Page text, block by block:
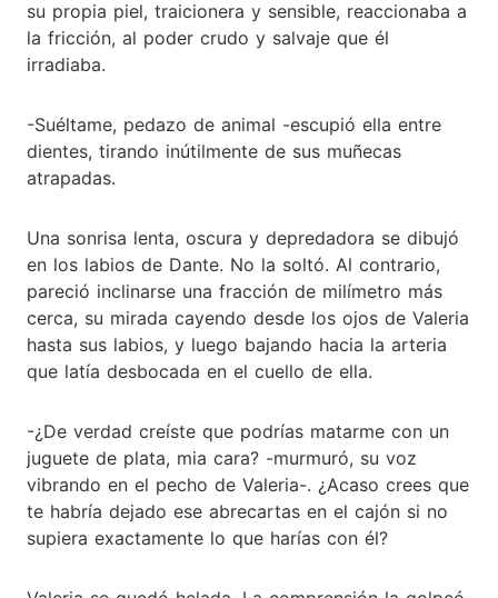
su propia piel, traicionera y sensible, reaccionaba a
la fricción, al poder crudo y salvaje que él
irradiaba.
-Suéltame, pedazo de animal -escupió ella entre
dientes, tirando inútilmente de sus muñecas
atrapadas.
Una sonrisa lenta, oscura y depredadora se dibujó
en los labios de Dante. No la soltó. Al contrario,
pareció inclinarse una fracción de milímetro más
cerca, su mirada cayendo desde los ojos de Valeria
hasta sus labios, y luego bajando hacia la arteria
que latía desbocada en el cuello de ella.
-¿De verdad creíste que podrías matarme con un
juguete de plata, mia cara? -murmuró, su voz
vibrando en el pecho de Valeria-. ¿Acaso crees que
te habría dejado ese abrecartas en el cajón si no
supiera exactamente lo que harías con él?